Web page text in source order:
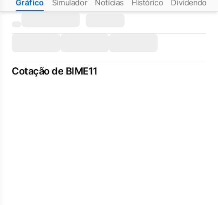
Gráfico Simulador Notícias Histórico Dividendos
Cotação de BIME11